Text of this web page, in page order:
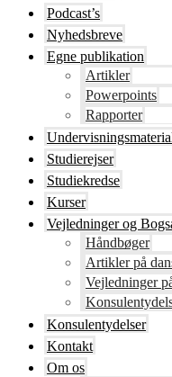
Podcast’s
Nyhedsbreve
Egne publikation
Artikler
Powerpoints
Rapporter
Studierejser
Studiekredse
Kurser
Vejledninger og
Håndbøger
Artikler på
Vejledninger
Konsulentydelser
Kontakt
Om os